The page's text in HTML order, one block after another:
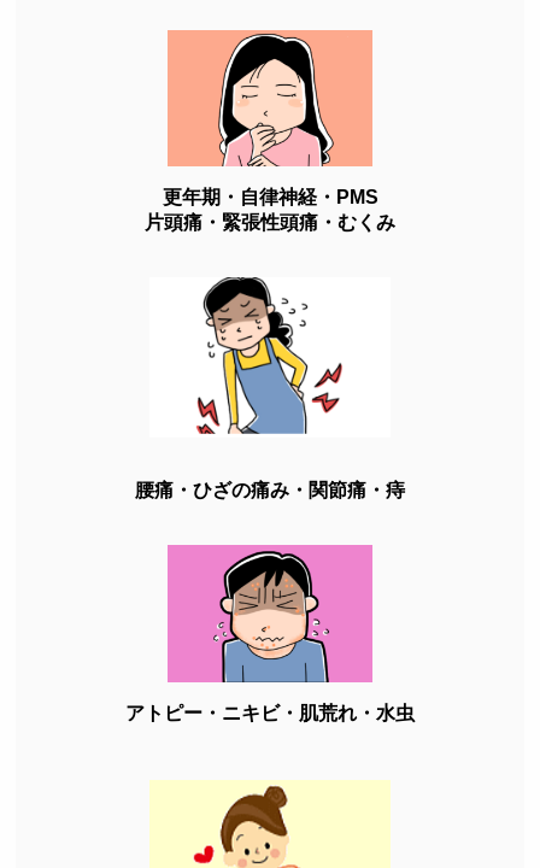
更年期・自律神経・PMS
片頭痛・緊張性頭痛・むくみ
腰痛・ひざの痛み・関節痛・痔
アトピー・ニキビ・肌荒れ・水虫